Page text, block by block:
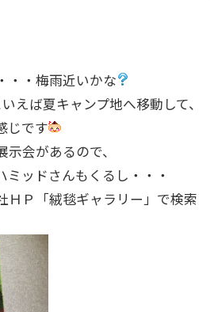
・・梅雨近いかな
えば夏キャンプ地へ移動して、
じです
会があるので、
ミッドさんもくるし・・・
ＨＰ「絨毯ギャラリー」で検索